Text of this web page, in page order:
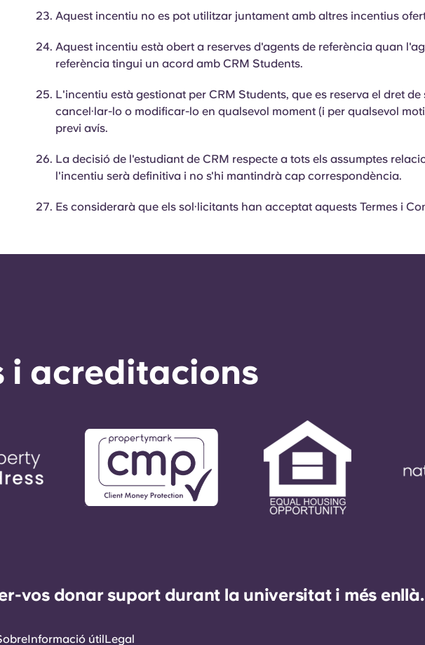
Aquest incentiu no es pot utilitzar juntament amb altres incentius
Aquest incentiu està obert a reserves d'agents de referència quan
referència tingui un acord amb CRM Students.
L'incentiu està gestionat per CRM Students, que es reserva el dret de
cancel·lar-lo o modificar-lo en qualsevol moment (i per qualsevol
previ avís.
La decisió de l'estudiant de CRM respecte a tots els assumptes
l'incentiu serà definitiva i no s'hi mantindrà cap correspondència.
Es considerarà que els sol·licitants han acceptat aquests Termes i
i acreditacions
vos donar suport durant la universitat i més enllà.
Informació útilLegal